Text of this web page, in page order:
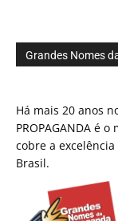
Grandes Nomes
Há mais 20 anos
PROPAGANDA é
cobre a
Brasil.